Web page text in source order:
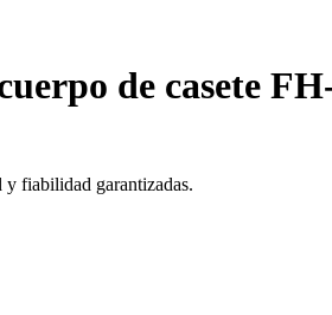
de casete
fiabilidad garantizadas.